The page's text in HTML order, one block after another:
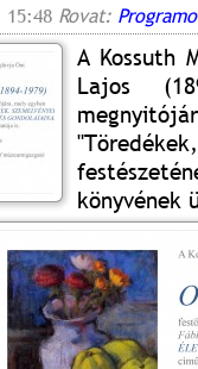
15:48 Rovat:
A Kossuth
Lajos
könyvének